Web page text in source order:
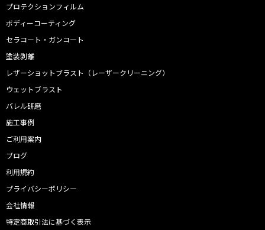
プロテクションフィルム
ボディーコーティング
セラコート・ガンコート
塗装剥離
レザーショットブラスト（レーザークリーニング）
ウェットブラスト
バレル研磨
施工事例
ご利用案内
ブログ
利用規約
プライバシーポリシー
会社情報
特定商取引法に基づく表示